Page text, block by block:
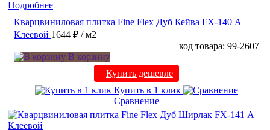
Подробнее
Кварцвиниловая плитка Fine Flex Дуб Кейва FX-140 А
Клеевой 1644 ₽ / м2
код товара: 99-2607
В корзину
Купить дешевле
Купить в 1 клик
Сравнение